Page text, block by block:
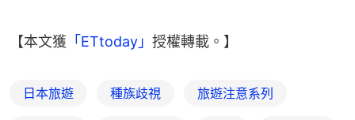
【本文獲 「ETtoday」 授權轉載。】
日本旅遊 種族歧視 旅遊注意系列